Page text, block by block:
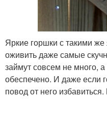
Яркие горшки с такими
оживить даже самые
займут совсем не много,
обеспечено. И даже если
повод от него